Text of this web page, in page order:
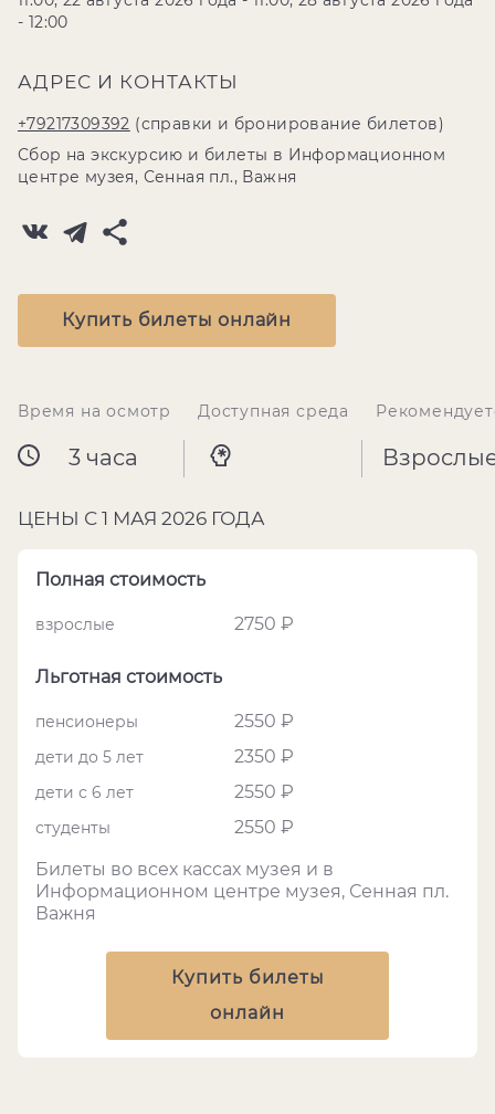
- 12:00
АДРЕС И КОНТАКТЫ
+79217309392 (справки и бронирование билетов)
Сбор на экскурсию и билеты в Информационном
центре музея, Сенная пл., Важня
Купить билеты онлайн
Время на осмотр
3 часа
Доступная среда
ЦЕНЫ С 1 МАЯ 2026 ГОДА
Полная стоимость
взрослые 2750 ₽
Льготная стоимость
пенсионеры 2550 ₽
дети до 5 лет 2350 ₽
дети с 6 лет 2550 ₽
студенты
2550 ₽
Билеты во всех кассах музея и в
Информационном центре музея, Сенная пл.
Важня
Купить билеты
онлайн